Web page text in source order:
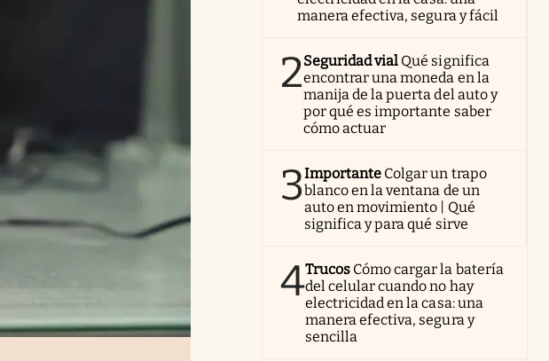
manera efectiva, segura y fácil
2Seguridad vial Qué significa
encontrar una moneda en la
manija de la puerta del auto y
por qué es importante saber
cómo actuar
3Importante Colgar un trapo
blanco en la ventana de un
auto en movimiento | Qué
significa y para qué sirve
4Trucos Cómo cargar la batería
del celular cuando no hay
electricidad en la casa: una
manera efectiva, segura y
sencilla